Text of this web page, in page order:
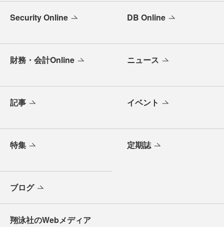
Security Online DB Online
財務・会計Online ニュース
記事 イベント
特集 定期誌
ブログ
翔泳社のWebメディア